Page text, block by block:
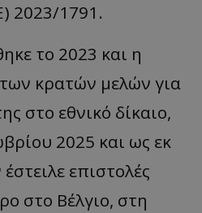
2023/1791.
το 2023 και η
κρατών μελών για
στο εθνικό δίκαιο,
2025 και ως εκ
επιστολές
στο Βέλγιο, στη